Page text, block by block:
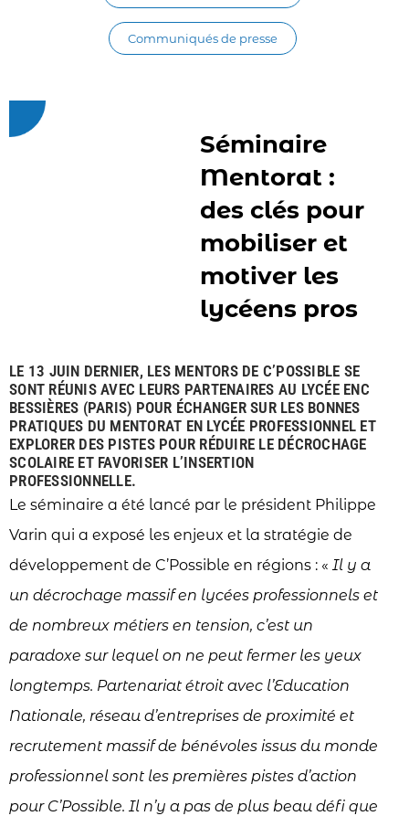
Communiqués de presse
Séminaire
Mentorat :
des clés pour
mobiliser et
motiver les
lycéens pros
LE 13 JUIN DERNIER, LES MENTORS DE C’POSSIBLE SE
SONT RÉUNIS AVEC LEURS PARTENAIRES AU LYCÉE ENC
BESSIÈRES (PARIS) POUR ÉCHANGER SUR LES BONNES
PRATIQUES DU MENTORAT EN LYCÉE PROFESSIONNEL ET
EXPLORER DES PISTES POUR RÉDUIRE LE DÉCROCHAGE
SCOLAIRE ET FAVORISER L’INSERTION
PROFESSIONNELLE.
Le séminaire a été lancé par le président Philippe
Varin qui a exposé les enjeux et la stratégie de
développement de C’Possible en régions : « Il y a
un décrochage massif en lycées professionnels et
de nombreux métiers en tension, c’est un
paradoxe sur lequel on ne peut fermer les yeux
longtemps. Partenariat étroit avec l’Education
Nationale, réseau d’entreprises de proximité et
recrutement massif de bénévoles issus du monde
professionnel sont les premières pistes d’action
pour C’Possible. Il n’y a pas de plus beau défi que